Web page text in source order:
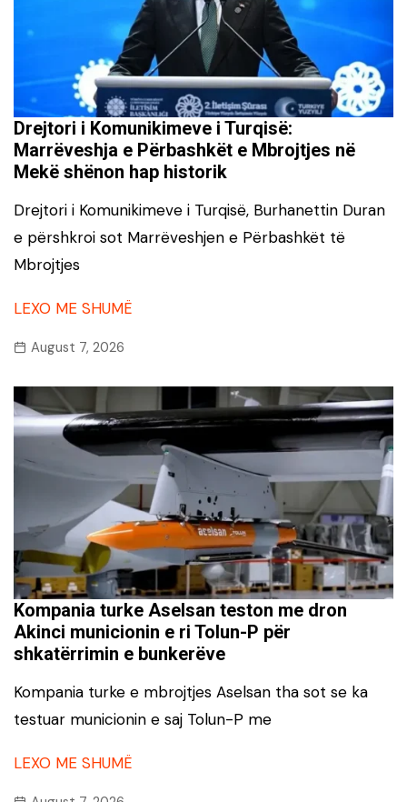
Drejtori i Komunikimeve i Turqisë:
Marrëveshja e Përbashkët e Mbrojtjes në
Mekë shënon hap historik
Drejtori i Komunikimeve i Turqisë, Burhanettin Duran
e përshkroi sot Marrëveshjen e Përbashkët të
Mbrojtjes
LEXO ME SHUMË
August 7, 2026
Kompania turke Aselsan teston me dron
Akinci municionin e ri Tolun-P për
shkatërrimin e bunkerëve
Kompania turke e mbrojtjes Aselsan tha sot se ka
testuar municionin e saj Tolun-P me
LEXO ME SHUMË